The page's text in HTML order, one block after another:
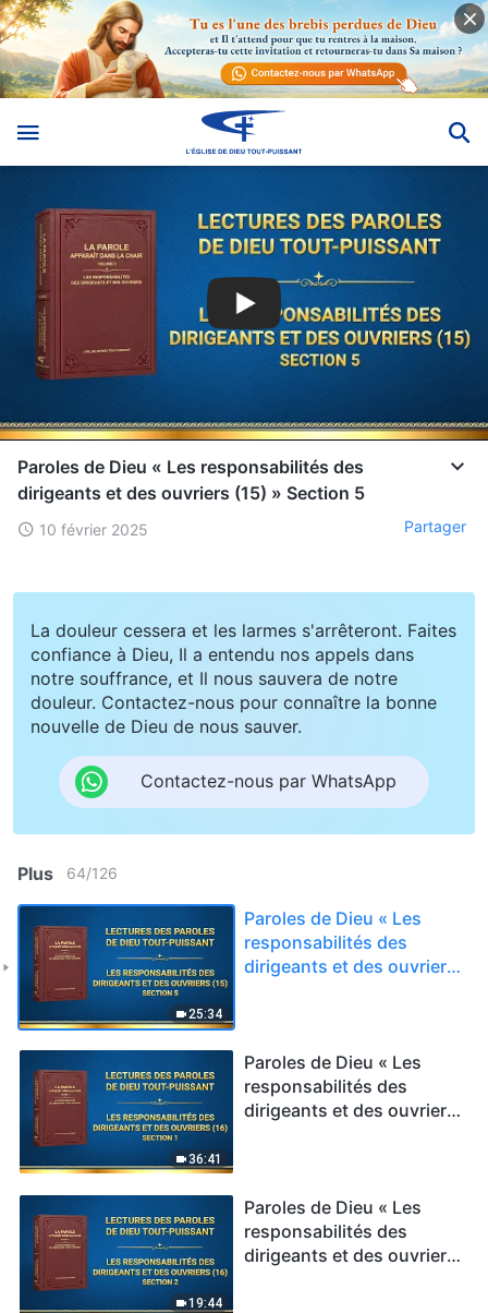
Paroles de Dieu « Les responsabilités des
dirigeants et des ouvriers (15) » Section 5
10 février 2025 Partager
La douleur cessera et les larmes s'arrêteront. Faites
confiance à Dieu, Il a entendu nos appels dans
notre souffrance, et Il nous sauvera de notre
douleur. Contactez-nous pour connaître la bonne
nouvelle de Dieu de nous sauver.
Contactez-nous par WhatsApp
Plus 64/126
25:34
Paroles de Dieu « Les
responsabilités des
dirigeants et des ouvriers
36:41
Paroles de Dieu « Les
responsabilités des
dirigeants et des ouvriers
19:44
Paroles de Dieu « Les
responsabilités des
dirigeants et des ouvriers